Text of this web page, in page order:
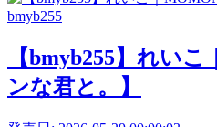
bmyb255
【bmyb255】れい
ンな君と。】